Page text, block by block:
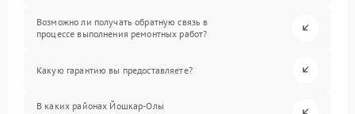
Возможно ли получать обратную связь в
процессе выполнения ремонтных работ?
Какую гарантию вы предоставляете?
В каких районах Йошкар-Олы